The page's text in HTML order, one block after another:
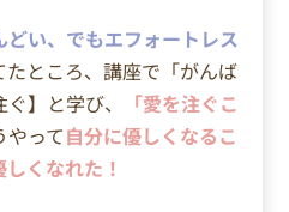
どい、でもエフォートレス
たところ、講座で「がんば
】と学び、
「愛を注ぐこ
やって自分に優しくなるこ
くなれた！